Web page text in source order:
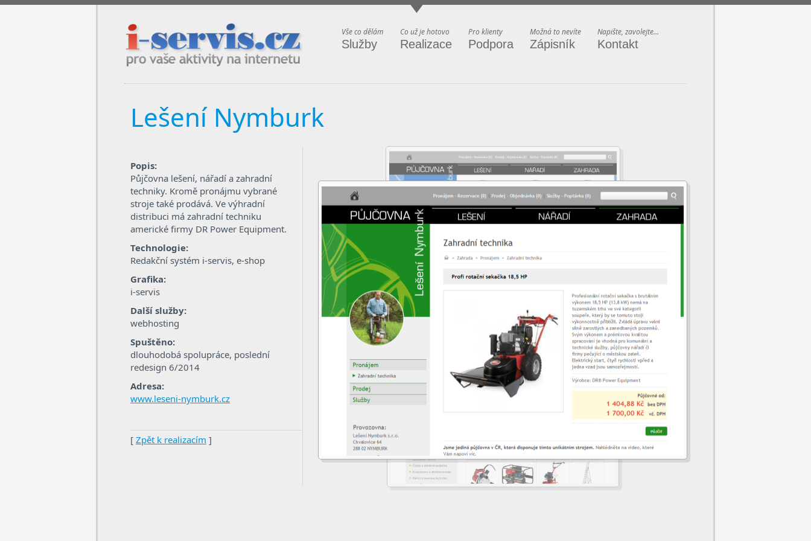
Vše co dělám
Služby
Co už je hotovo
Realizace
Pro klienty
Podpora
Možná to nevíte
Zápisník
Napište, zavolejte...
Kontakt
Lešení Nymburk
Popis:
Půjčovna lešení, nářadí a zahradní
techniky. Kromě pronájmu vybrané
stroje také prodává. Ve výhradní
distribuci má zahradní techniku
americké firmy DR Power Equipment.
Technologie:
Redakční systém i-servis, e-shop
Grafika:
i-servis
Další služby:
webhosting
Spuštěno:
dlouhodobá spolupráce, poslední
redesign 6/2014
Adresa:
www.leseni-nymburk.cz
[ Zpět k realizacím ]